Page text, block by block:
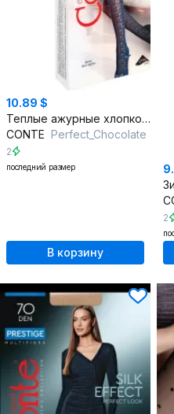
10.89 $
Теплые ажурные хлопковые колготки, 3D эффект, демисезон
CONTE Perfect_Chocolate
2
последний размер
В корзину
2